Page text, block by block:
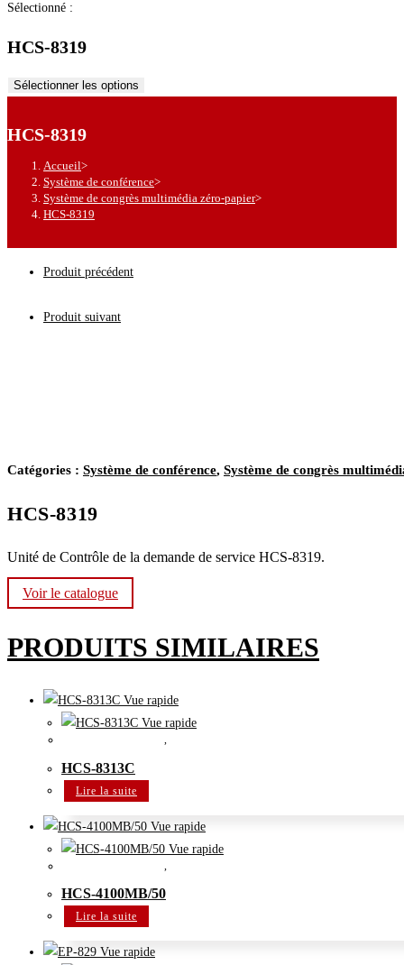
site
Sélectionné :
HCS-8319
Sélectionner les options
HCS-8319
Accueil>
Système de conférence>
Système de congrès multimédia zéro-papier>
HCS-8319
Produit précédent
Produit suivant
Catégories : Système de conférence, Système de congrès
HCS-8319
Unité de Contrôle de la demande de service HCS-8319.
Voir le catalogue
PRODUITS SIMILAIRES
Vue rapide
Vue rapide
,
HCS-8313C
Lire la suite
Vue rapide
Vue rapide
HCS-4100MB/50
Lire la suite
Vue rapide